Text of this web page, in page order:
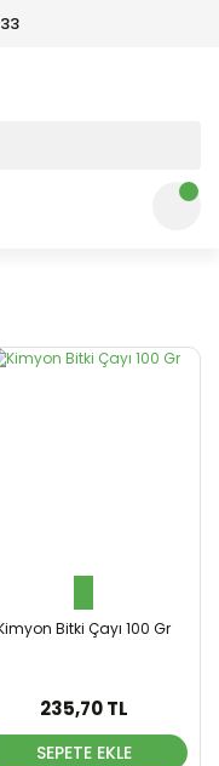
Bitki Çayı 100 Gr
235,70 TL
SEPETE EKLE